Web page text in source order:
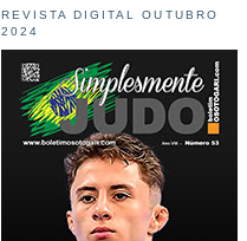
REVISTA DIGITAL OUTUBRO
2024